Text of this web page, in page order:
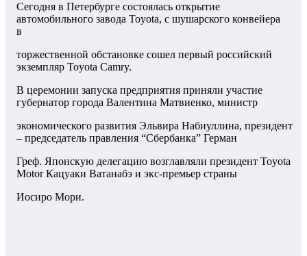
Сегодня в Петербурге состоялась открытие
автомобильного завода Toyota, с шушарского конвейера
в
торжественной обстановке сошел первый российский
экземпляр Toyota Camry.
В церемонии запуска предприятия приняли участие
губернатор города Валентина Матвиенко, министр
экономического развития Эльвира Набиуллина, президент
– председатель правления “Сбербанка” Герман
Греф. Японскую делегацию возглавляли президент Toyota
Motor Кацуаки Ватанабэ и экс-премьер страны
Иосиро Мори.